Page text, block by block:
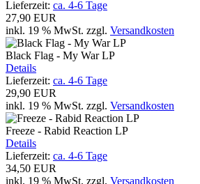
Lieferzeit: ca. 4-6 Tage
27,90 EUR
inkl. 19 % MwSt. zzgl. Versandkosten
Black Flag - My War LP
Details
Lieferzeit: ca. 4-6 Tage
29,90 EUR
inkl. 19 % MwSt. zzgl. Versandkosten
Freeze - Rabid Reaction LP
Details
Lieferzeit: ca. 4-6 Tage
34,50 EUR
inkl. 19 % MwSt. zzgl. Versandkosten